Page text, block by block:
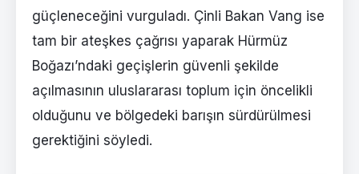
güçleneceğini vurguladı. Çinli Bakan Vang ise
tam bir ateşkes çağrısı yaparak Hürmüz
Boğazı’ndaki geçişlerin güvenli şekilde
açılmasının uluslararası toplum için öncelikli
olduğunu ve bölgedeki barışın sürdürülmesi
gerektiğini söyledi.